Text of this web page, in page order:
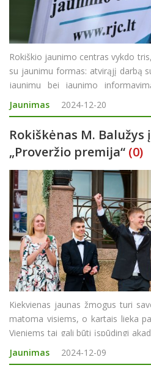
Rokiškio jaunimo centras vykdo
su jaunimu formas: atvirąjį darbą
jaunimu bei jaunimo
darbas su jaunimu, jaunimo
Rokiškio jaunimo centre ir
Jaunimas 2024-12-20
Rokiškėnas M.
„Proveržio premija“ (0)
Kiekvienas jaunas žmogus turi
matoma visiems, o kartais lieka
Vieniems tai gali būti įspūdingi
kūrybinė ar bendruomeninė veikla,
siekio sulaukti pr
Jaunimas 2024-12-09